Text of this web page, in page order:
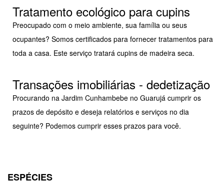
Tratamento ecológico para cupins
Preocupado com o meio ambiente, sua família ou seus
ocupantes? Somos certificados para fornecer tratamentos para
toda a casa. Este serviço tratará cupins de madeira seca.
Transações imobiliárias - dedetização
Procurando na Jardim Cunhambebe no Guarujá cumprir os
prazos de depósito e deseja relatórios e serviços no dia
seguinte? Podemos cumprir esses prazos para você.
ESPÉCIES